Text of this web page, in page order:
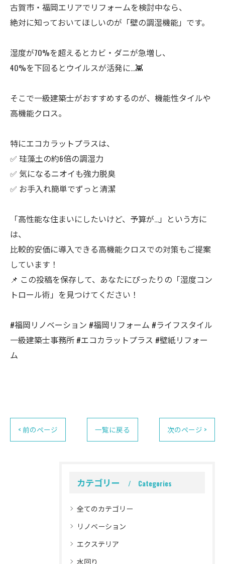
古賀市・福岡エリアでリフォームを検討中なら、
絶対に知っておいてほしいのが「壁の調湿機能」です。
湿度が70%を超えるとカビ・ダニが急増し、
40%を下回るとウイルスが活発に…👾
そこで一級建築士がおすすめするのが、機能性タイルや
高機能クロス。
特にエコカラットプラスは、
✅ 珪藻土の約6倍の調湿力
✅ 気になるニオイも強力脱臭
✅ お手入れ簡単でずっと清潔
「高性能な住まいにしたいけど、予算が…」という方に
は、
比較的安価に導入できる高機能クロスでの対策もご提案
しています！
📌 この投稿を保存して、あなたにぴったりの「湿度コン
トロール術」を見つけてください！
#福岡リノベーション #福岡リフォーム #ライフスタイル
一級建築士事務所 #エコカラットプラス #壁紙リフォー
ム
< 前のページ 一覧に戻る 次のページ >
カテゴリー Categories
全てのカテゴリー
リノベーション
エクステリア
水回り